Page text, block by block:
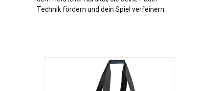
Technik fördern und dein Spiel verfeinern.